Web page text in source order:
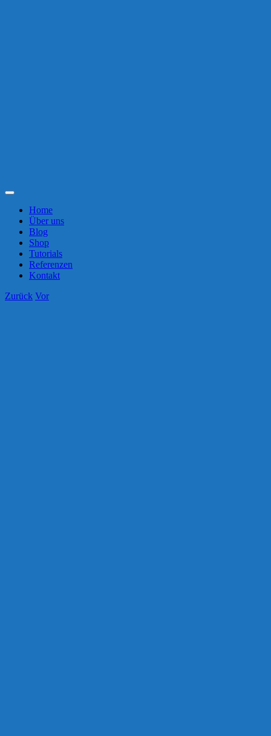
Toggle
NavigationHome
Über uns
Blog
Shop
Tutorials
Referenzen
Kontakt
Zurück Vor